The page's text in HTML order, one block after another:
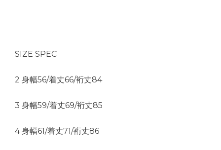
SIZE SPEC
2 身幅56/着丈66/裄丈84
3 身幅59/着丈69/裄丈85
4 身幅61/着丈71/裄丈86